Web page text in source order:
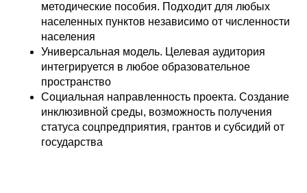
методические пособия. Подходит для любых
населенных пунктов независимо от численности
населения
Универсальная модель. Целевая аудитория
интегрируется в любое образовательное
пространство
Социальная направленность проекта. Создание
инклюзивной среды, возможность получения
статуса соцпредприятия, грантов и субсидий от
государства